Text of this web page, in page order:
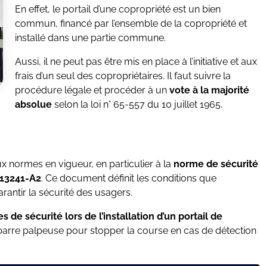
En effet, le portail d’une copropriété est un bien
commun, financé par l’ensemble de la copropriété et
installé dans une partie commune.
Aussi, il ne peut pas être mis en place à l’initiative et aux
frais d’un seul des copropriétaires. Il faut suivre la
procédure légale et procéder à un vote à la majorité
absolueselon la loi n° 65-557 du 10 juillet 1965.
normes en vigueur, en particulier à la norme de sécurité
A2. Ce document définit les conditions que
la sécurité des usagers.
de sécurité lors de l’installation d’un portail de
palpeuse pour stopper la course en cas de détection